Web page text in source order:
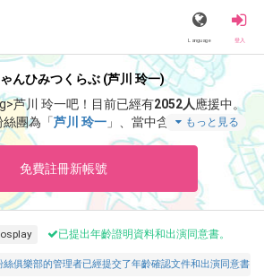
Language 登入
んひみつくらぶ (芦川 玲一)
芦川 玲一吧！ 目前已經有2052人 應援中。
團為「芦川 玲一 」、當中含有「 8月🌻🍉
特的內容滿足您的視覺感官享受。
もっと見る
免費註冊新帳號
已提出年齡證明資料和出演同意書。
絲俱樂部的管理者已經提交了年齡確認文件和出演同意